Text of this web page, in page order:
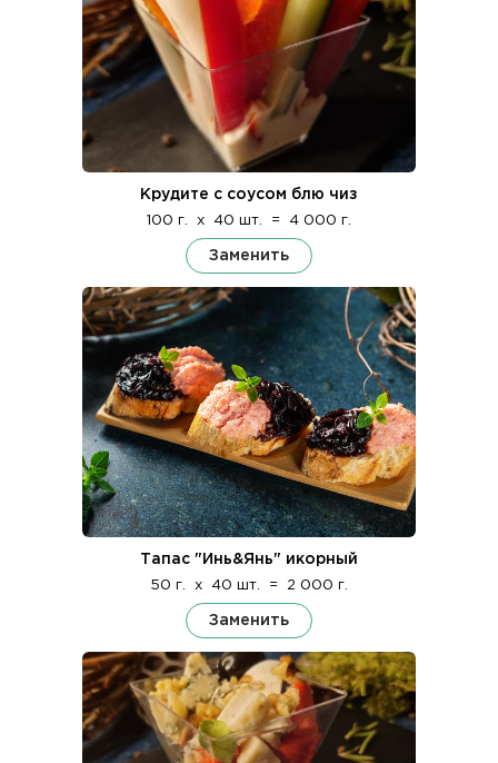
Крудите с соусом блю чиз
100 г. x 40 шт. = 4 000 г.
Заменить
Тапас "Инь&Янь" икорный
50 г. x 40 шт. = 2 000 г.
Заменить